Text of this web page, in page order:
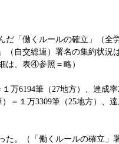
「働くルールの確立」（全労
自交総連）署名の集約状況
は、表④参照＝略）
万6194筆（27地方）、達成率
＝１万3309筆（25地方）、
。（「働くルールの確立」